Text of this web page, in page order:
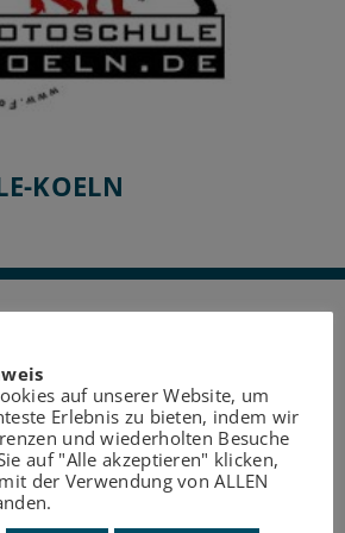
KOELN
auf unserer Website, um
Erlebnis zu bieten, indem wir
und wiederholten Besuche
auf "Alle akzeptieren" klicken,
der Verwendung von ALLEN